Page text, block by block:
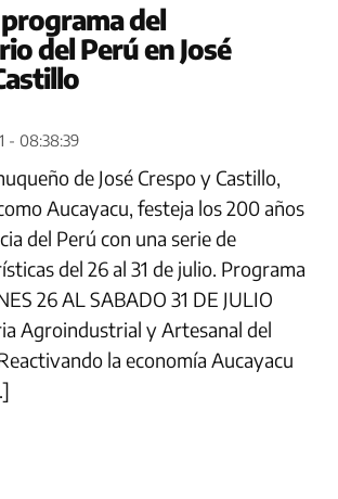
del
del Perú en José
- 08:38:39
de José Crespo y Castillo,
Aucayacu, festeja los 200 años
del Perú con una serie de
del 26 al 31 de julio. Programa
26 AL SABADO 31 DE JULIO
Agroindustrial y Artesanal del
la economía Aucayacu